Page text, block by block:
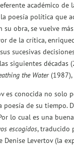
académico
poesía política que
obra, se vuelve
de la crítica,
sucesivas
siguientes décadas
the Water
es conocida no
poesía de su
lo cual es una
escogidos, traducido
Levertov (la